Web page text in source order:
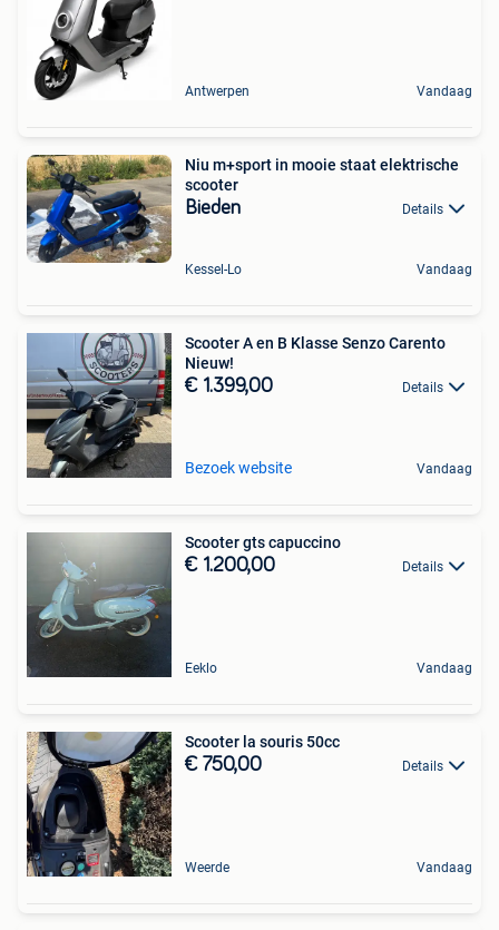
Antwerpen Vandaag
Niu m+sport in mooie staat elektrische
scooter
Bieden Details
Kessel-Lo Vandaag
Scooter A en B Klasse Senzo Carento
Nieuw!
€ 1.399,00 Details
Bezoek website Vandaag
Scooter gts capuccino
€ 1.200,00 Details
Eeklo Vandaag
Scooter la souris 50cc
€ 750,00 Details
Weerde Vandaag